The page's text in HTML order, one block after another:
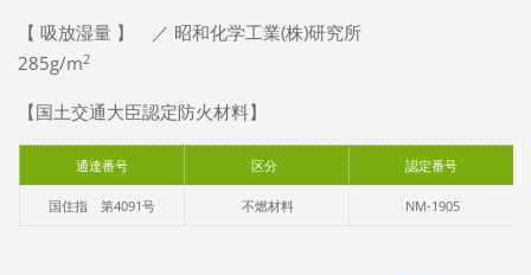
【 吸放湿量 】 ／ 昭和化学工業(株)研究所
285g/m2
【国土交通大臣認定防火材料】
通達番号 区分 認定番号
国住指 第4091号 不燃材料 NM-1905